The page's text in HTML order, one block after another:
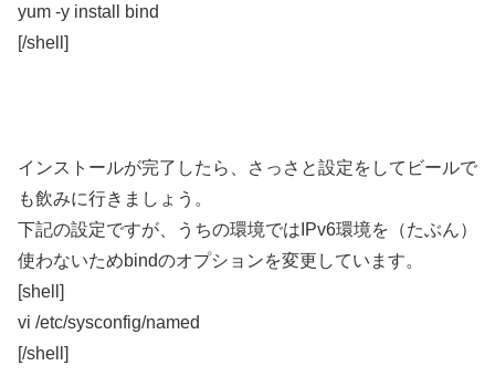
yum -y install bind
[/shell]
インストールが完了したら、さっさと設定をしてビールで
も飲みに行きましょう。
下記の設定ですが、うちの環境ではIPv6環境を（たぶん）
使わないためbindのオプションを変更しています。
[shell]
vi /etc/sysconfig/named
[/shell]